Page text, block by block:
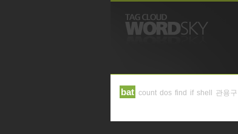
bat count dos find if shell 관용구